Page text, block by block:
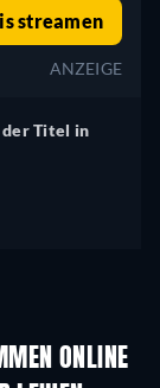
streamen
ANZEIGE
der Titel in
ONLINE